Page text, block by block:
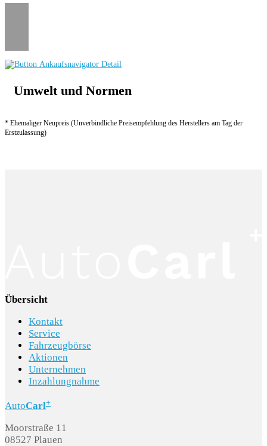
Umwelt und Normen
* Ehemaliger Neupreis (Unverbindliche Preisempfehlung des Herstellers am Tag der
Erstzulassung)
Übersicht
Kontakt
Service
Fahrzeugbörse
Aktionen
Unternehmen
Inzahlungnahme
AutoCarl+
Moorstraße 11
08527 Plauen